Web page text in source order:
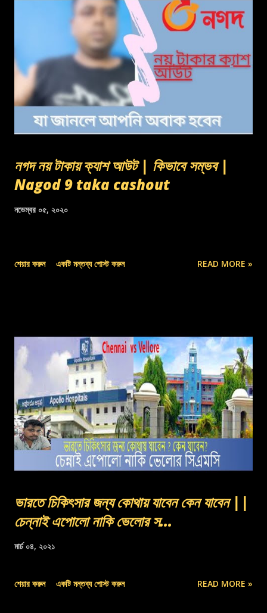
নগদ নয় টাকায় ক্যাশ আউট | কিভাবে সম্ভব |
Nagod 9 taka cashout
নভেম্বর ০৫, ২০২০
শেয়ার করুন একটি মন্তব্য পোস্ট করুন READ MORE »
ভারতে চিকিৎসার জন্য কোথায় যাবেন কেন যাবেন ||
চেন্নাই এপোলো নাকি ভেলোর স...
মার্চ ০৪, ২০২১
শেয়ার করুন একটি মন্তব্য পোস্ট করুন READ MORE »